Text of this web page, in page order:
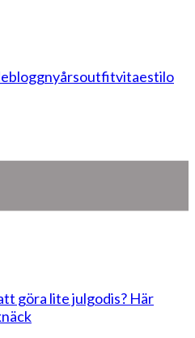
nyårsoutfitvitaestilo
göra lite julgodis? Här